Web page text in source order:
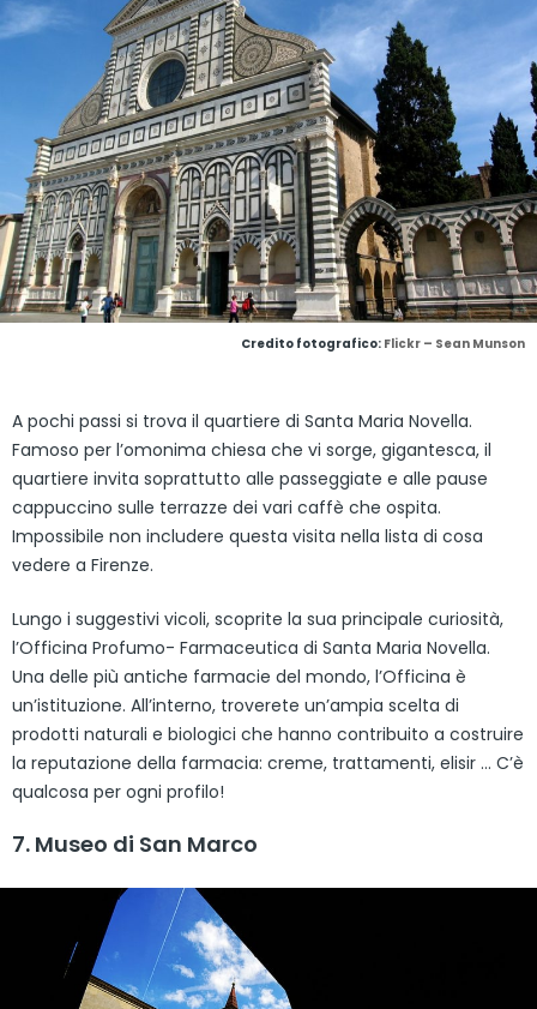
Credito fotografico: Flickr – Sean Munson
A pochi passi si trova il quartiere di Santa Maria Novella.
Famoso per l’omonima chiesa che vi sorge, gigantesca, il
quartiere invita soprattutto alle passeggiate e alle pause
cappuccino sulle terrazze dei vari caffè che ospita.
Impossibile non includere questa visita nella lista di cosa
vedere a Firenze.
Lungo i suggestivi vicoli, scoprite la sua principale curiosità,
l’Officina Profumo- Farmaceutica di Santa Maria Novella.
Una delle più antiche farmacie del mondo, l’Officina è
un’istituzione. All’interno, troverete un’ampia scelta di
prodotti naturali e biologici che hanno contribuito a costruire
la reputazione della farmacia: creme, trattamenti, elisir … C’è
qualcosa per ogni profilo!
7. Museo di San Marco